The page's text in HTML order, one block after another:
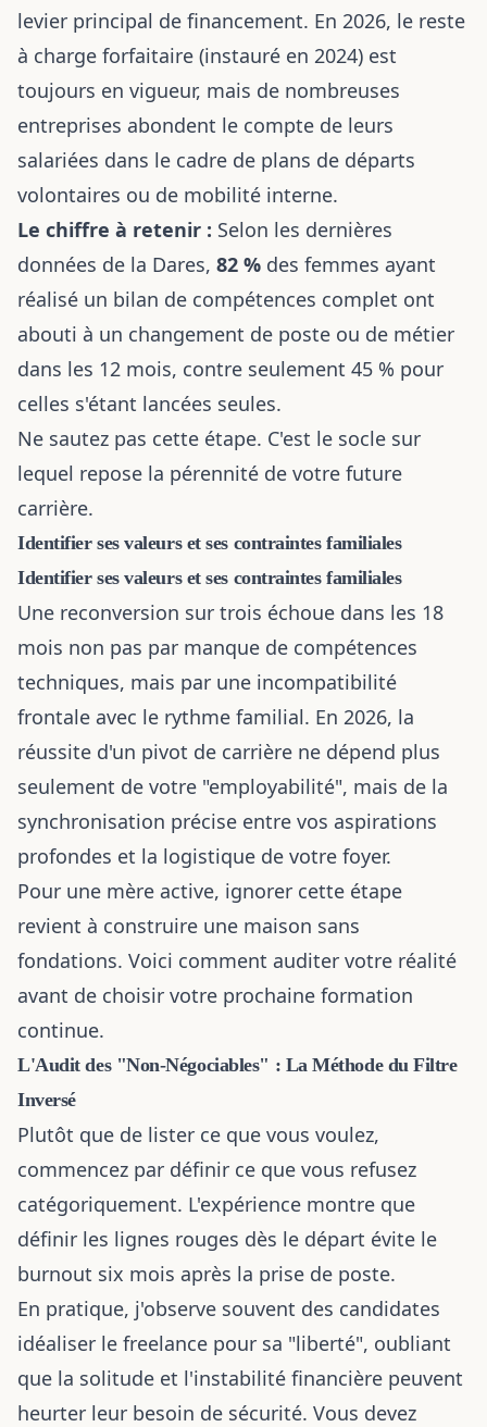
levier principal de financement. En 2026, le reste
à charge forfaitaire (instauré en 2024) est
toujours en vigueur, mais de nombreuses
entreprises abondent le compte de leurs
salariées dans le cadre de plans de départs
volontaires ou de mobilité interne.
Le chiffre à retenir : Selon les dernières
données de la Dares, 82 % des femmes ayant
réalisé un bilan de compétences complet ont
abouti à un changement de poste ou de métier
dans les 12 mois, contre seulement 45 % pour
celles s'étant lancées seules.
Ne sautez pas cette étape. C'est le socle sur
lequel repose la pérennité de votre future
carrière.
Identifier ses valeurs et ses contraintes familiales
Identifier ses valeurs et ses contraintes familiales
Une reconversion sur trois échoue dans les 18
mois non pas par manque de compétences
techniques, mais par une incompatibilité
frontale avec le rythme familial. En 2026, la
réussite d'un pivot de carrière ne dépend plus
seulement de votre "employabilité", mais de la
synchronisation précise entre vos aspirations
profondes et la logistique de votre foyer.
Pour une mère active, ignorer cette étape
revient à construire une maison sans
fondations. Voici comment auditer votre réalité
avant de choisir votre prochaine formation
continue.
L'Audit des "Non-Négociables" : La Méthode du Filtre
Inversé
Plutôt que de lister ce que vous voulez,
commencez par définir ce que vous refusez
catégoriquement. L'expérience montre que
définir les lignes rouges dès le départ évite le
burnout six mois après la prise de poste.
En pratique, j'observe souvent des candidates
idéaliser le freelance pour sa "liberté", oubliant
que la solitude et l'instabilité financière peuvent
heurter leur besoin de sécurité. Vous devez